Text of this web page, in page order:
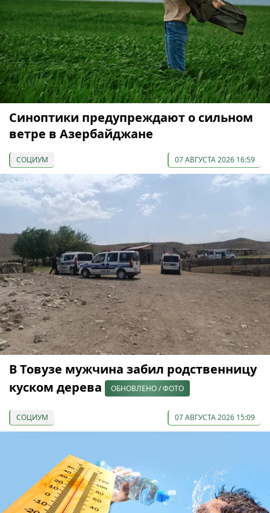
Синоптики предупреждают о сильном
ветре в Азербайджане
СОЦИУМ 07 АВГУСТА 2026 16:59
В Товузе мужчина забил родственницу
куском дерева
ОБНОВЛЕНО / ФОТО
СОЦИУМ 07 АВГУСТА 2026 15:09